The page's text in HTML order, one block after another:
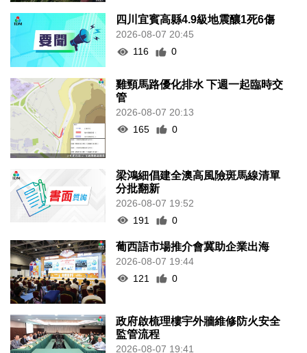
四川宜賓高縣4.9級地震釀1死6傷
2026-08-07 20:45
116
0
雞頸馬路優化排水 下週一起臨時交
管
2026-08-07 20:13
165
0
梁鴻細倡建全澳高風險斑馬線清單
分批翻新
2026-08-07 19:52
191
0
葡西語市場推介會冀助企業出海
2026-08-07 19:44
121
0
政府啟梳理樓宇外牆維修防火安全
監管流程
2026-08-07 19:41